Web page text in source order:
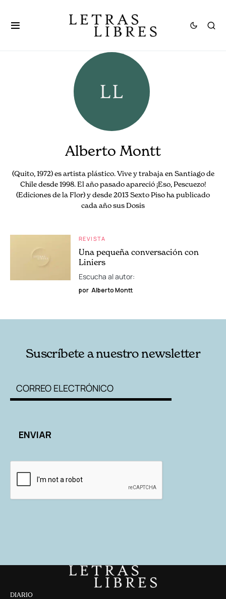
Alberto Montt
(Quito, 1972) es artista plástico. Vive y trabaja en Santiago de
Chile desde 1998. El año pasado apareció ¡Eso, Pescuezo!
(Ediciones de la Flor) y desde 2013 Sexto Piso ha publicado
cada año sus Dosis
REVISTA
Una pequeña conversación con
Liniers
Escucha al autor:
por Alberto Montt
Suscríbete a nuestro newsletter
DIARIO